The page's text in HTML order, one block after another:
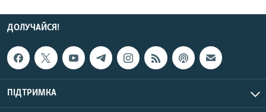
ДОЛУЧАЙСЯ!
ПІДТРИМКА